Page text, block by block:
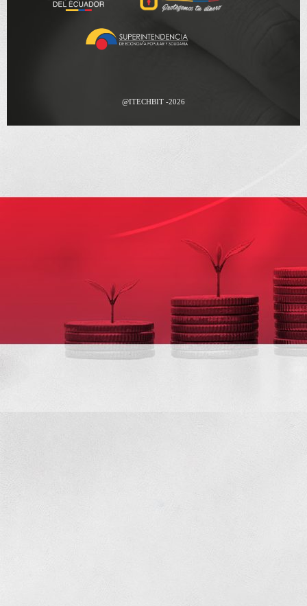
@ITECHBIT -2026